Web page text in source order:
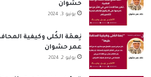
حشوان
يونيو 3, 2024
نِعمَة الكُلى وكيفية
عمر حشوان
يوليو 2, 2024